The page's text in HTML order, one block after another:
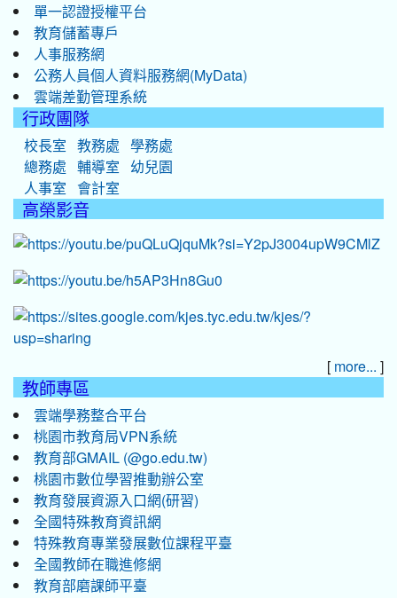
單一認證授權平台
教育儲蓄專戶
人事服務網
公務人員個人資料服務網(MyData)
雲端差勤管理系統
行政團隊
校長室 教務處
學務處
總務處
輔導室
幼兒園
人事室
會計室
高榮影音
[ more... ]
教師專區
雲端學務整合平台
桃園市教育局VPN系統
教育部GMAIL (@go.edu.tw)
桃園市數位學習推動辦公室
教育發展資源入口網(研習)
全國特殊教育資訊網
特殊教育專業發展數位課程平臺
全國教師在職進修網
教育部磨課師平臺